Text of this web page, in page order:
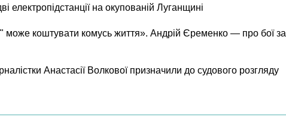
електропідстанції на окупованій Луганщині
може коштувати комусь життя». Андрій Єременко — про бої за
Анастасії Волкової призначили до судового розгляду